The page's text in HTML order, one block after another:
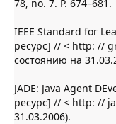
78, no. 7. P. 674–681.
IEEE Standard for
ресурс] // < http: //
состоянию на
JADE: Java Agent
ресурс] // < http: //
31.03.2006).